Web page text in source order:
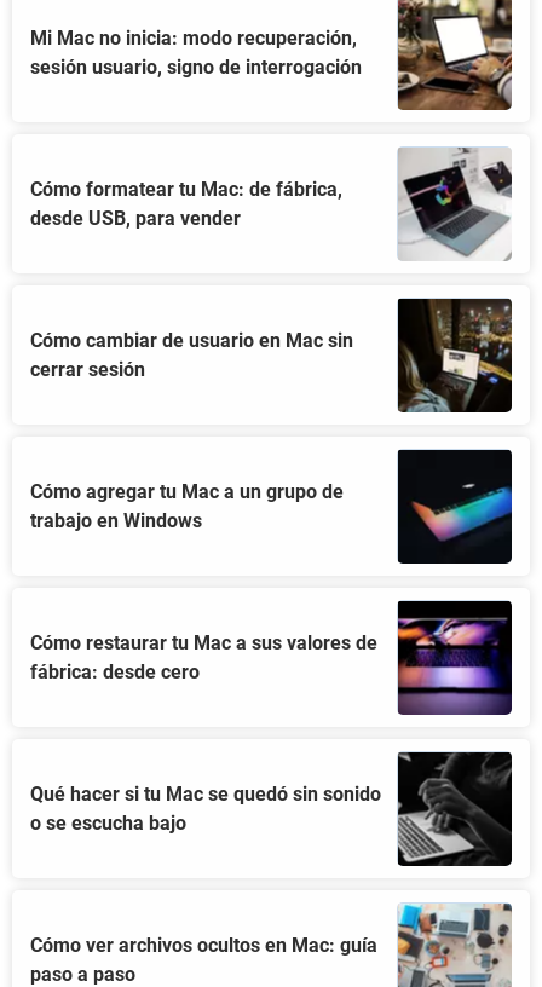
Mi Mac no inicia: modo recuperación,
sesión usuario, signo de interrogación
Cómo formatear tu Mac: de fábrica,
desde USB, para vender
Cómo cambiar de usuario en Mac sin
cerrar sesión
Cómo agregar tu Mac a un grupo de
trabajo en Windows
Cómo restaurar tu Mac a sus valores de
fábrica: desde cero
Qué hacer si tu Mac se quedó sin sonido
o se escucha bajo
Cómo ver archivos ocultos en Mac: guía
paso a paso